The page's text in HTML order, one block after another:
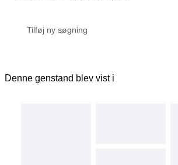
Denne genstand blev vist i